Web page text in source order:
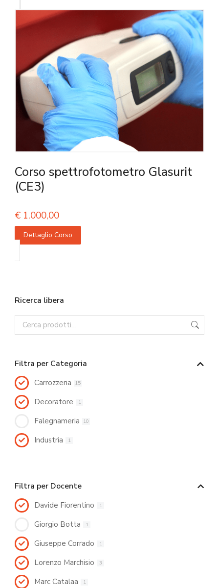
Corso spettrofotometro Glasurit
(CE3)
€ 1.000,00
Dettaglio Corso
Ricerca libera
Filtra per Categoria
Carrozzeria 15
Decoratore 1
Falegnameria 10
Industria 1
Filtra per Docente
Davide Fiorentino 1
Giorgio Botta 1
Giuseppe Corrado 1
Lorenzo Marchisio 3
Marc Catalaa 1